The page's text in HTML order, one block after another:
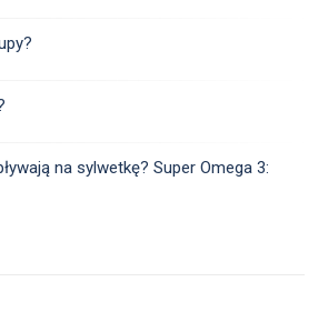
na sylwetkę? Super Omega 3: